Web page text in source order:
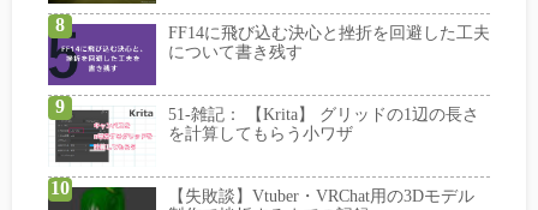
FF14に飛び込む決心と挫折を回避した工夫
について書き残す
51-雑記： 【Krita】 グリッドの1辺の長さ
を計算してもらう小ワザ
【失敗談】Vtuber・VRChat用の3Dモデル